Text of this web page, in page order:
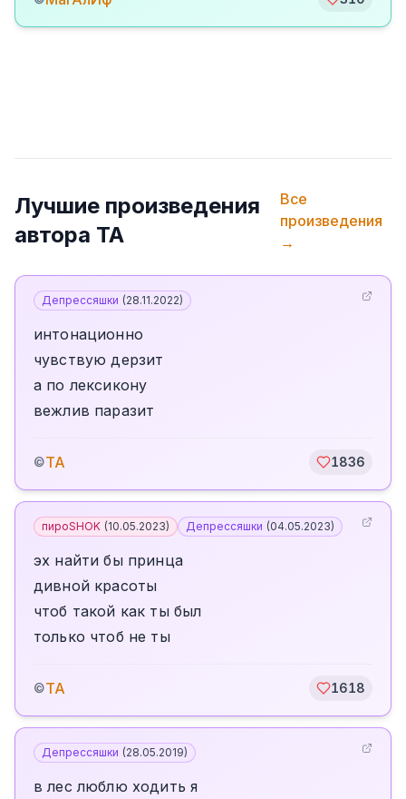
Лучшие произведения
автора TA
Все
произведения
→
Депрессяшки (28.11.2022)
интонационно
чувствую дерзит
а по лексикону
вежлив паразит
©TA 1836
пироSHOK (10.05.2023) Депрессяшки (04.05.2023)
эх найти бы принца
дивной красоты
чтоб такой как ты был
только чтоб не ты
©TA 1618
Депрессяшки (28.05.2019)
в лес люблю ходить я